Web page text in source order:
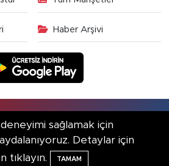
Haber Arşivi
Yazılımı:TE Bilişim
sağlamak için
Detaylar için
tıklayın.
TAMAM